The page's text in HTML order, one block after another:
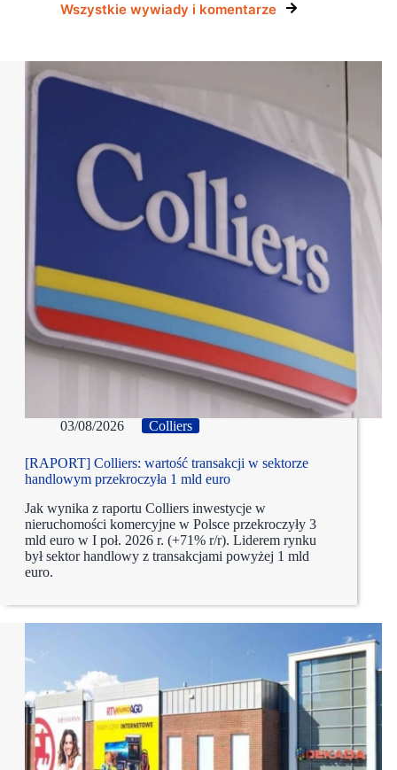
Wszystkie wywiady i komentarze
03/08/2026 Colliers
[RAPORT] Colliers: wartość transakcji w sektorze
handlowym przekroczyła 1 mld euro
Jak wynika z raportu Colliers inwestycje w
nieruchomości komercyjne w Polsce przekroczyły 3
mld euro w I poł. 2026 r. (+71% r/r). Liderem rynku
był sektor handlowy z transakcjami powyżej 1 mld
euro.